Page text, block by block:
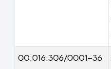
00.016.306/0001-36